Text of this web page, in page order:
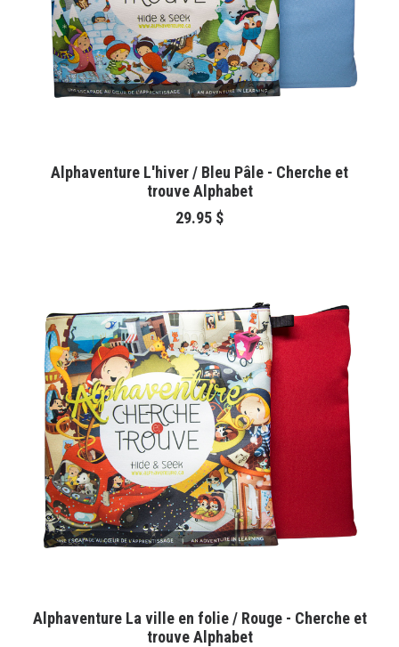
AJOUTER AU PANIER
Alphaventure L'hiver / Bleu Pâle - Cherche et
trouve Alphabet
29.95 $
AJOUTER AU PANIER
Alphaventure La ville en folie / Rouge - Cherche et
trouve Alphabet